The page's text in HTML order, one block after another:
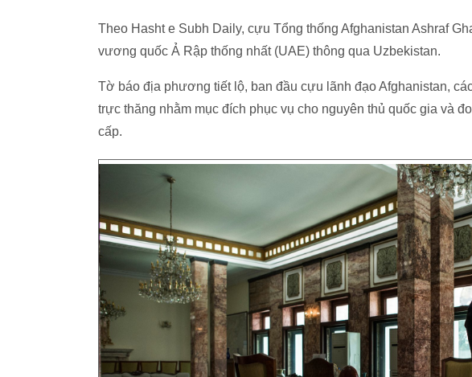
Theo Hasht e Subh Daily, cựu Tổng thống Afghanistan Ashraf
vương quốc Ả Rập thống nhất (UAE) thông qua Uzbekistan.
Tờ báo địa phương tiết lộ, ban đầu cựu lãnh đạo Afghanistan,
trực thăng nhằm mục đích phục vụ cho nguyên thủ quốc gia và
cấp.